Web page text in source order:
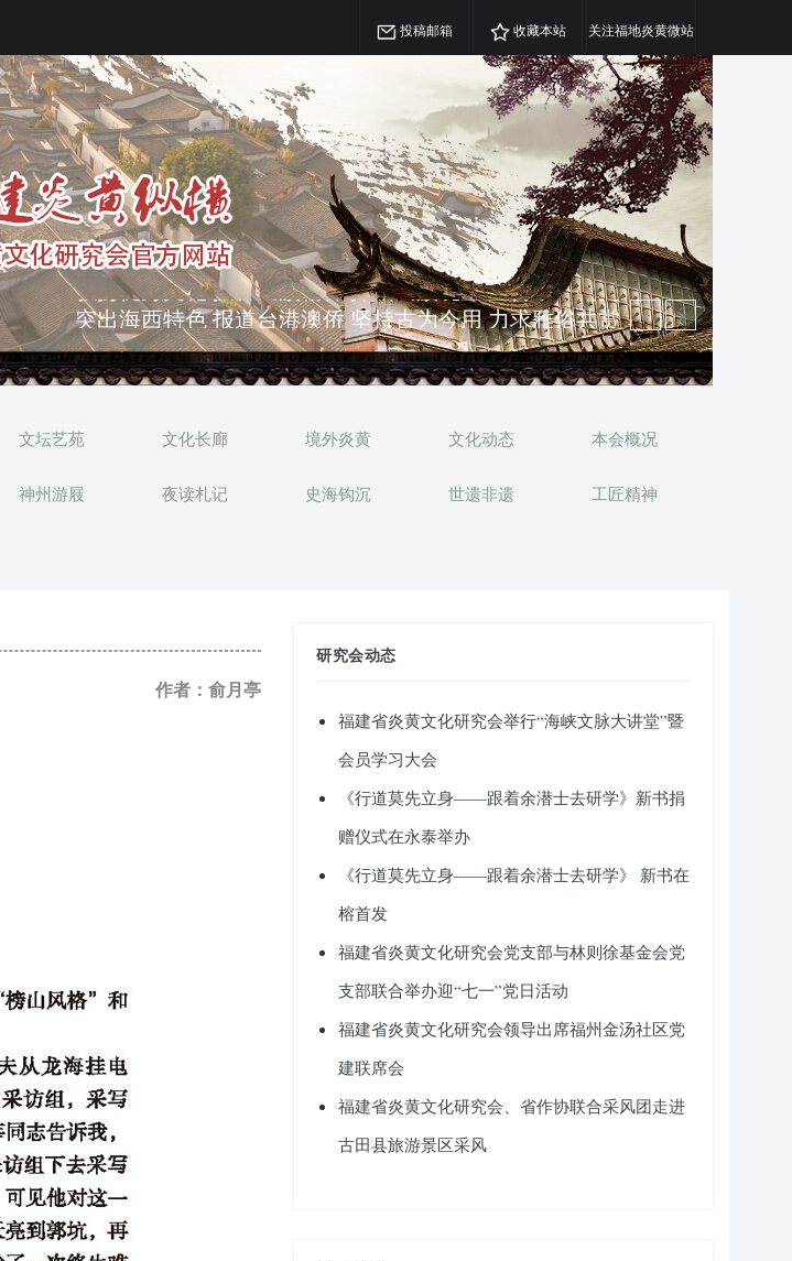
投稿邮箱 收藏本站 关注福地炎黄微站
突出海西特色 报道台港澳侨 坚持古为今用 力求雅俗共赏
弘扬优秀文化 振奋民族精神 介绍民族瑰宝 宣传中华精英
文坛艺苑 文化长廊 境外炎黄 文化动态 本会概况
神州游屐 夜读札记 史海钩沉 世遗非遗 工匠精神
作者：俞月亭
研究会动态
福建省炎黄文化研究会举行“海峡文脉大讲堂”暨
会员学习大会
《行道莫先立身——跟着余潜士去研学》新书捐
赠仪式在永泰举办
《行道莫先立身——跟着余潜士去研学》 新书在
榕首发
福建省炎黄文化研究会党支部与林则徐基金会党
支部联合举办迎“七一”党日活动
福建省炎黄文化研究会领导出席福州金汤社区党
建联席会
福建省炎黄文化研究会、省作协联合采风团走进
古田县旅游景区采风